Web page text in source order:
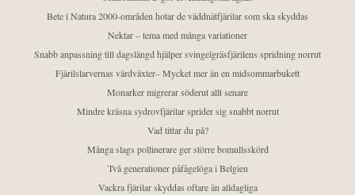
Bete i Natura 2000-områden hotar de väddnätfjärilar som ska skyddas
Nektar – tema med många variationer
Snabb anpassning till dagslängd hjälper svingelgräsfjärilens spridning norrut
Fjärilslarvernas värdväxter– Mycket mer än en midsommarbukett
Monarker migrerar söderut allt senare
Mindre kräsna sydrovfjärilar sprider sig snabbt norrut
Vad tittar du på?
Många slags pollinerare ger större bomullsskörd
Två generationer påfågelöga i Belgien
Vackra fjärilar skyddas oftare än alldagliga